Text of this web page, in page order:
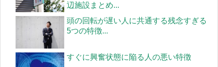
辺施設まとめ...
頭の回転が遅い人に共通する残念すぎる
5つの特徴...
すぐに興奮状態に陥る人の悪い特徴